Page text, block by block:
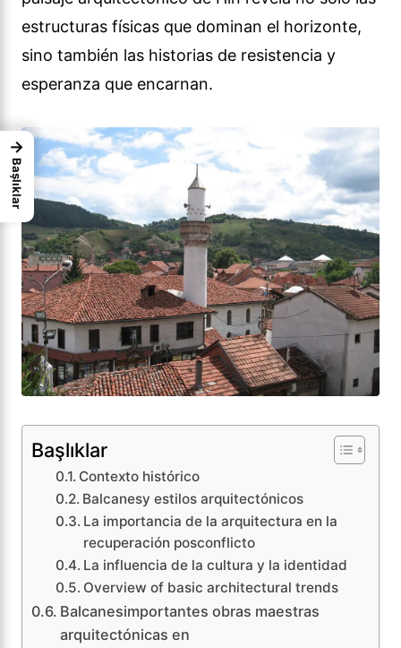
estructuras físicas que dominan el horizonte,
sino también las historias de resistencia y
esperanza que encarnan.
Başlıklar
Contexto histórico
Balcanesy estilos arquitectónicos
La importancia de la arquitectura en la
recuperación posconflicto
La influencia de la cultura y la identidad
Overview of basic architectural trends
Balcanesimportantes obras maestras
arquitectónicas en
→
Başlıklar